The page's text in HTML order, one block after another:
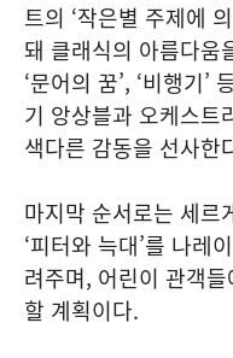
트의 ‘작은별 주제에
돼 클래식의 아름다움
‘문어의 꿈’, ‘비행기
기 앙상블과 오케스트
색다른 감동을 선사한
마지막 순서로는 세르
‘피터와 늑대’를 나레
려주며, 어린이 관객
할 계획이다.